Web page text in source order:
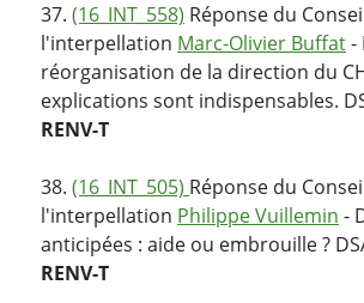
37. (16_INT_558) Réponse du
l'interpellation Marc-Olivier Buffat-
réorganisation de la direction du
explications sont indispensables.
RENV-T
38. (16_INT_505) Réponse du
l'interpellation Philippe Vuillemin -
anticipées : aide ou embrouille ?
RENV-T